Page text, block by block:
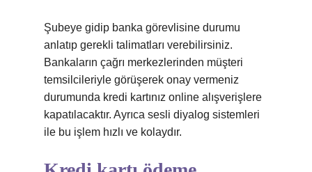
Şubeye gidip banka görevlisine durumu
anlatıp gerekli talimatları verebilirsiniz.
Bankaların çağrı merkezlerinden müşteri
temsilcileriyle görüşerek onay vermeniz
durumunda kredi kartınız online alışverişlere
kapatılacaktır. Ayrıca sesli diyalog sistemleri
ile bu işlem hızlı ve kolaydır.